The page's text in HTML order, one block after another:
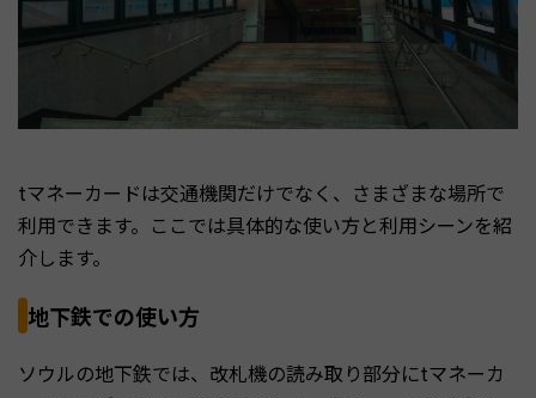
tマネーカードは交通機関だけでなく、さまざまな場所で
利用できます。ここでは具体的な使い方と利用シーンを紹
介します。
地下鉄での使い方
ソウルの地下鉄では、改札機の読み取り部分にtマネーカ